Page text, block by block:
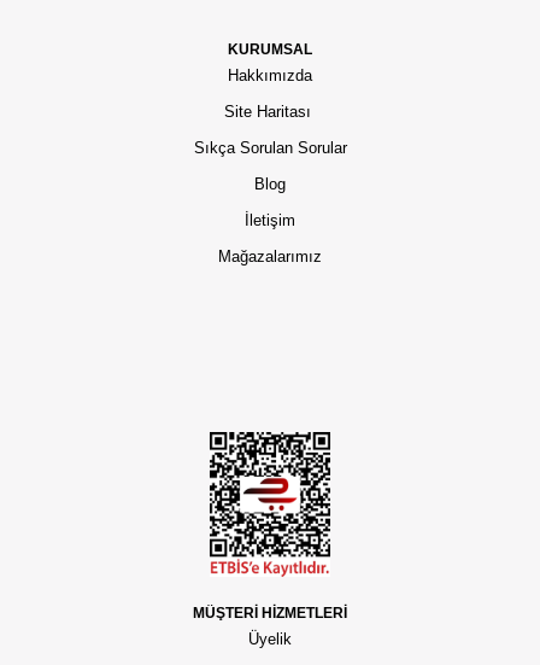
KURUMSAL
Hakkımızda
Site Haritası
Sıkça Sorulan Sorular
Blog
İletişim
Mağazalarımız
MÜŞTERİ HİZMETLERİ
Üyelik